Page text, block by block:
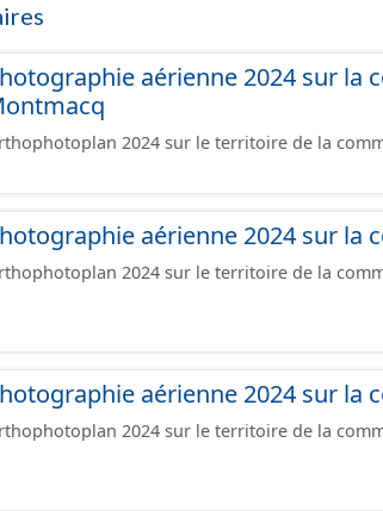
aérienne 2024 sur la
2024 sur le territoire de la
aérienne 2024 sur la
2024 sur le territoire de la
aérienne 2024 sur la
2024 sur le territoire de la